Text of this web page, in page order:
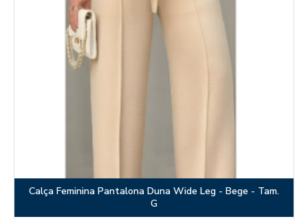
Calça Feminina Pantalona Duna Wide Leg - Bege - Tam.
G